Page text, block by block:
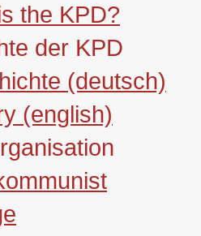
the KPD?
der KPD
(deutsch)
(english)